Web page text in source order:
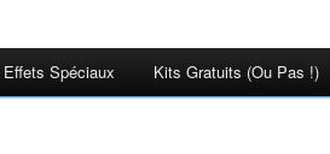
Effets Spéciaux Kits Gratuits (ou Pas !)